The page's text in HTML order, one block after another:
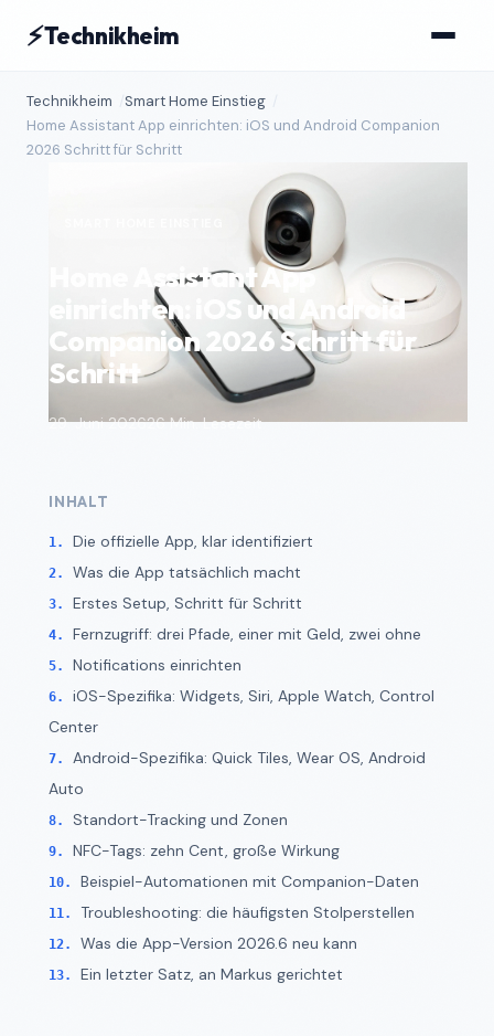
⚡Technikheim
Technikheim
Smart Home Einstieg
Home Assistant App einrichten: iOS und Android Companion
2026 Schritt für Schritt
Home Assistant App
einrichten: iOS und Android
Companion 2026 Schritt für
Schritt
29. Juni 202626 Min. Lesezeit
INHALT
Die offizielle App, klar identifiziert
Was die App tatsächlich macht
Erstes Setup, Schritt für Schritt
Fernzugriff: drei Pfade, einer mit Geld, zwei ohne
Notifications einrichten
iOS-Spezifika: Widgets, Siri, Apple Watch, Control
Center
Android-Spezifika: Quick Tiles, Wear OS, Android
Auto
Standort-Tracking und Zonen
NFC-Tags: zehn Cent, große Wirkung
Beispiel-Automationen mit Companion-Daten
Troubleshooting: die häufigsten Stolperstellen
Was die App-Version 2026.6 neu kann
Ein letzter Satz, an Markus gerichtet